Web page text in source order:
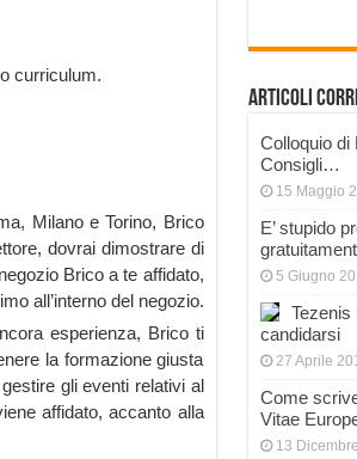
curriculum.
Milano e Torino, Brico
dovrai dimostrare di
Brico a te affidato,
all’interno del negozio.
esperienza, Brico ti
la formazione giusta
gli eventi relativi al
affidato, accanto alla
Articoli
Colloquio di
Consigli…
15 Maggio
E’ stupido
5 Giugno
candidarsi
27 Aprile
Come
Vitae
13